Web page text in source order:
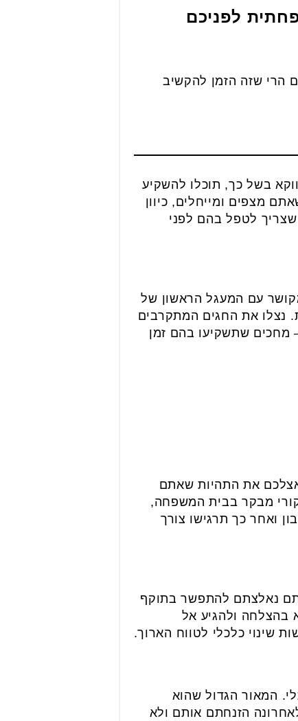
לפניכם
הרי שזה הזמן להקשיב
בשל כך, תוכלו להשקיע
מצפים ומייחלים, כיוון
לטפל בהם לפני
עם המעגל הראשון של
נצלו את החגים המתקרבים
מחכים שתשקיעו בהם זמן
את התהיות שאתם
מבקר בבית המשפחה,
ואחר כך תרגישו צורך
נאלצתם להתפשר בתוקף
בהצלחה ולהגיע אל
שינוי כלכלי לטווח הארוך.
המאור הגדול שהוא
הזנחתם אותם ולא